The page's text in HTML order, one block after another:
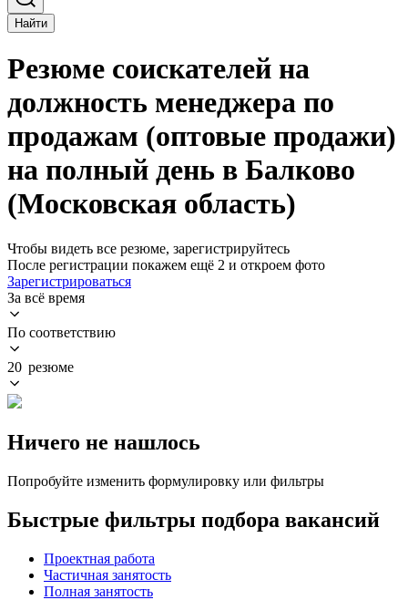
Найти
Резюме соискателей на
должность менеджера по
продажам (оптовые продажи)
на полный день в Балково
(Московская область)
Чтобы видеть все резюме, зарегистрируйтесь
После регистрации покажем ещё 2 и откроем фото
Зарегистрироваться
За всё время
По соответствию
20 резюме
Ничего не нашлось
Попробуйте изменить формулировку или фильтры
Быстрые фильтры подбора вакансий
Проектная работа
Частичная занятость
Полная занятость